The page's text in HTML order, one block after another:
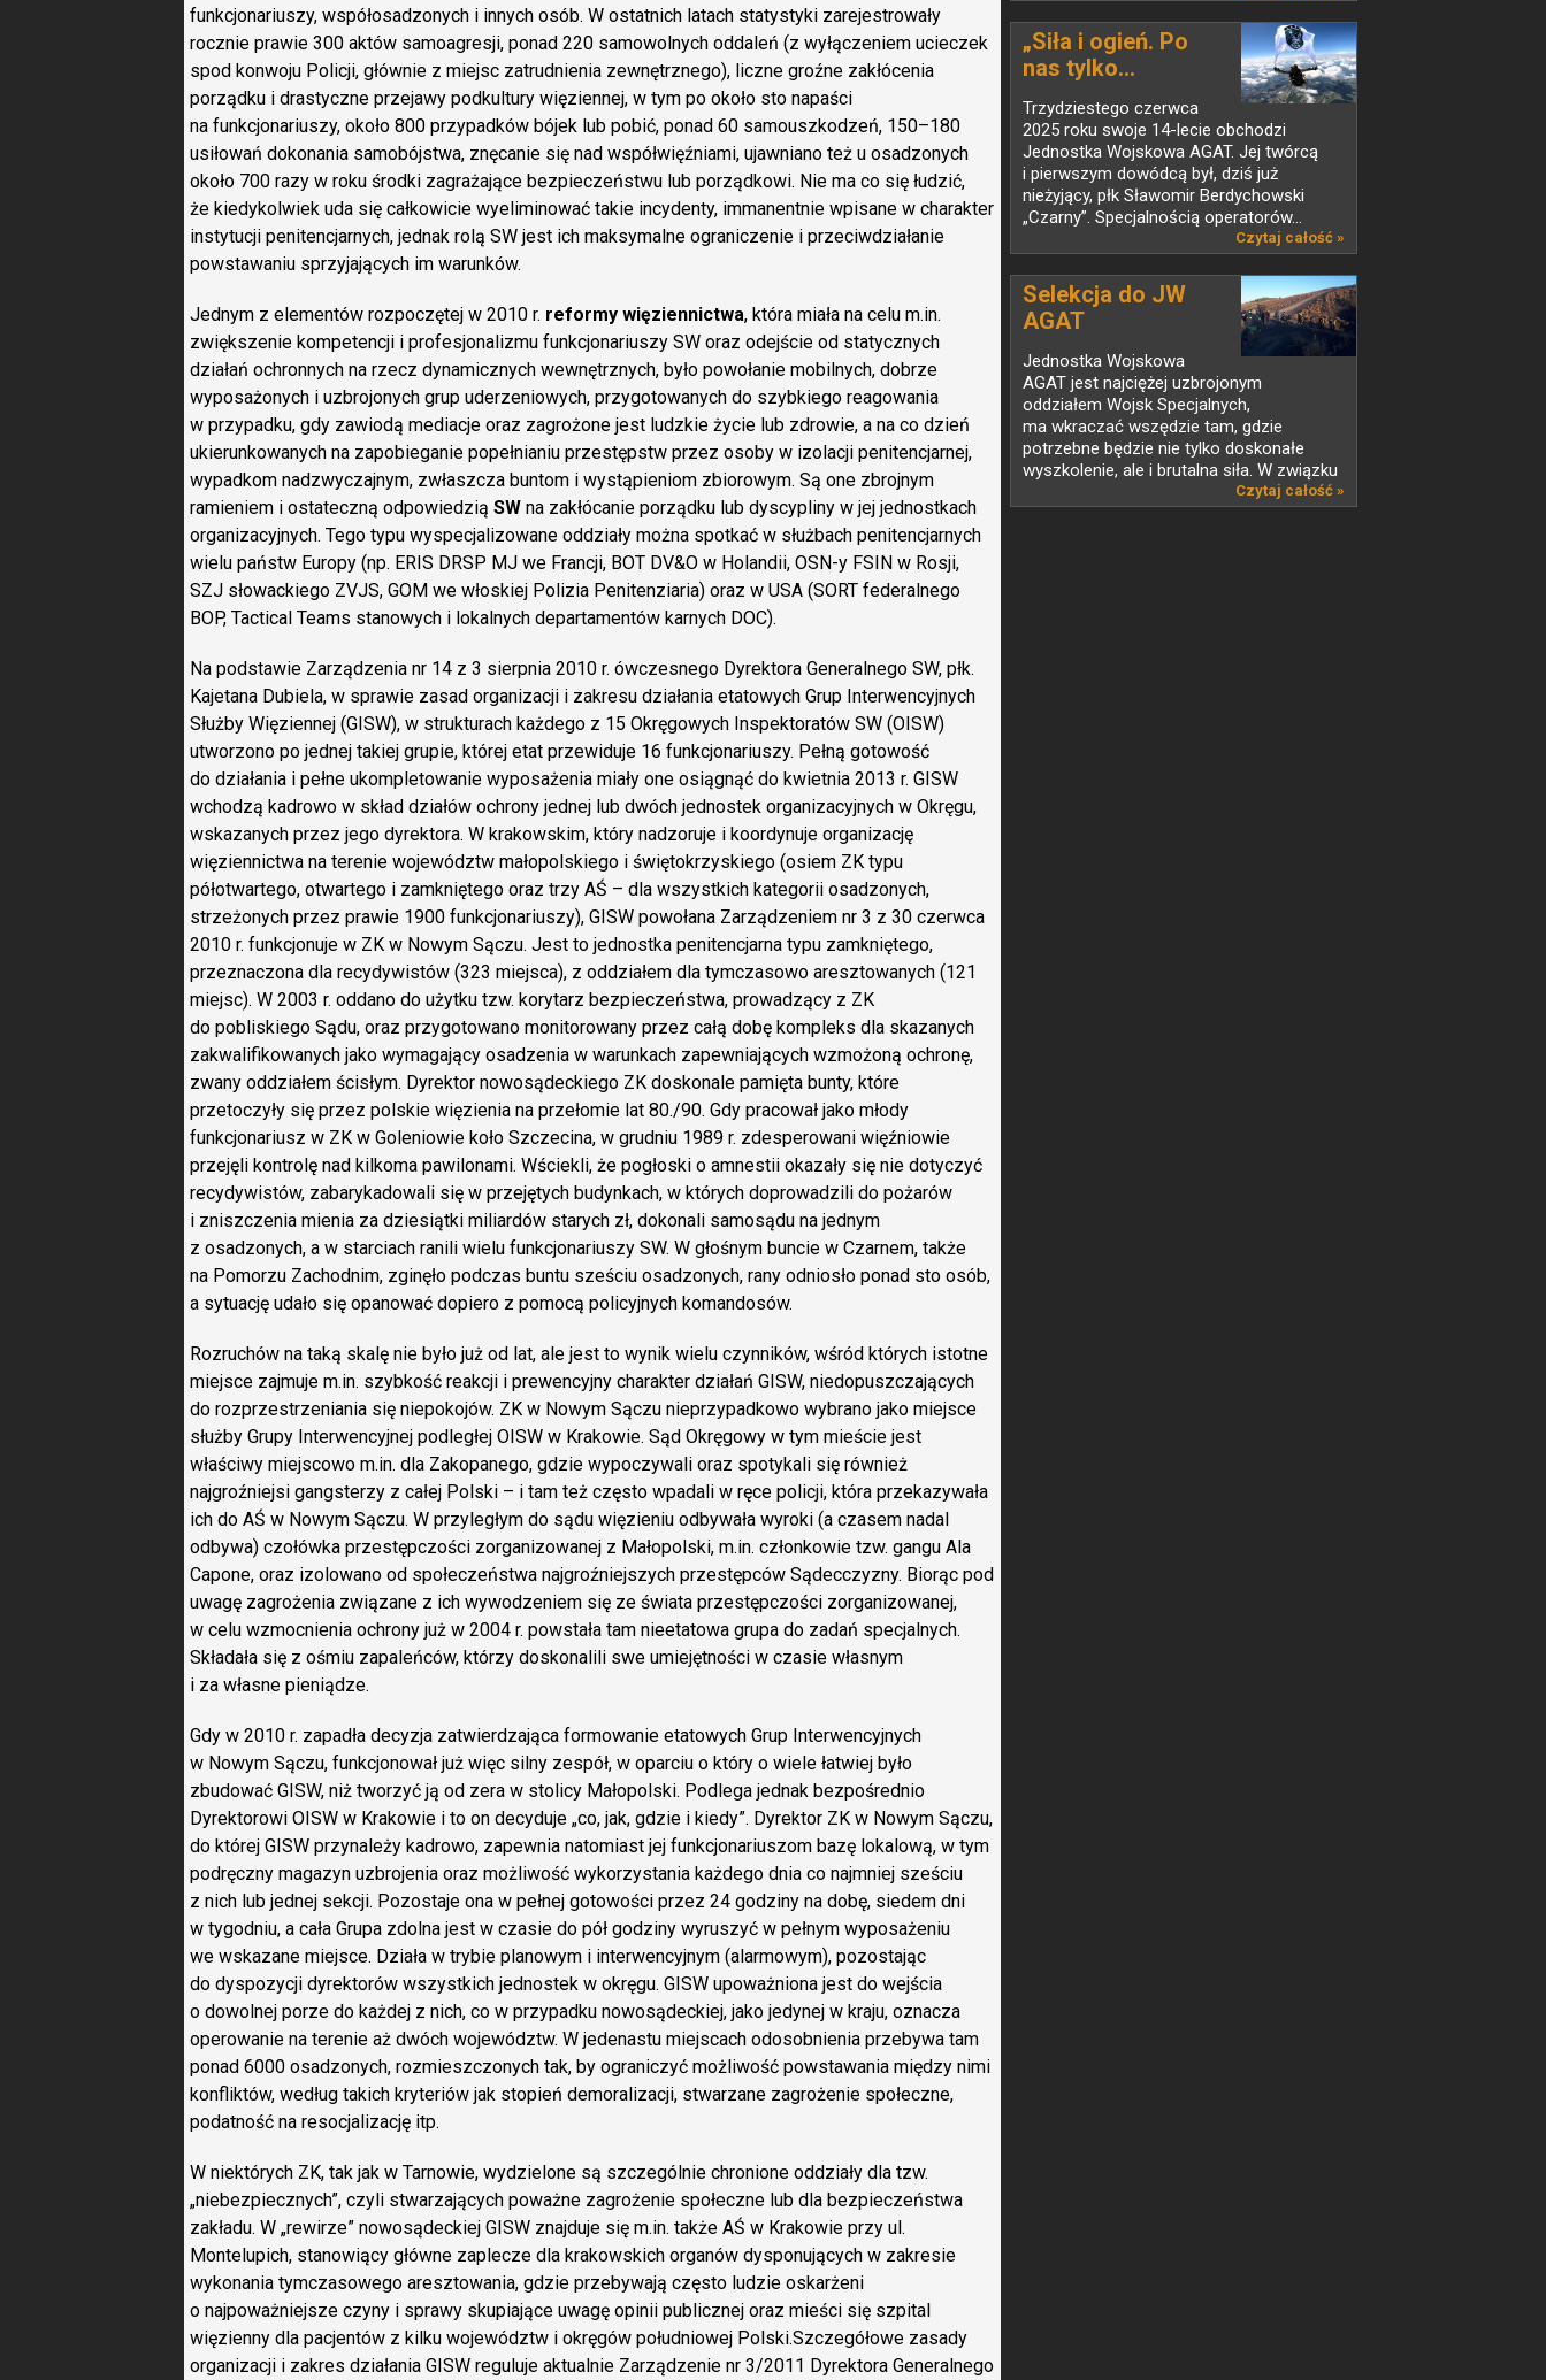
funkcjonariuszy, współosadzonych i innych osób. W ostatnich latach statystyki zarejestrowały
rocznie prawie 300 aktów samoagresji, ponad 220 samowolnych oddaleń (z wyłączeniem ucieczek
spod konwoju Policji, głównie z miejsc zatrudnienia zewnętrznego), liczne groźne zakłócenia
porządku i drastyczne przejawy podkultury więziennej, w tym po około sto napaści
na funkcjonariuszy, około 800 przypadków bójek lub pobić, ponad 60 samouszkodzeń, 150–180
usiłowań dokonania samobójstwa, znęcanie się nad współwięźniami, ujawniano też u osadzonych
około 700 razy w roku środki zagrażające bezpieczeństwu lub porządkowi. Nie ma co się łudzić,
że kiedykolwiek uda się całkowicie wyeliminować takie incydenty, immanentnie wpisane w charakter
instytucji penitencjarnych, jednak rolą SW jest ich maksymalne ograniczenie i przeciwdziałanie
powstawaniu sprzyjających im warunków.
Jednym z elementów rozpoczętej w 2010 r. reformy więziennictwa, która miała na celu m.in.
zwiększenie kompetencji i profesjonalizmu funkcjonariuszy SW oraz odejście od statycznych
działań ochronnych na rzecz dynamicznych wewnętrznych, było powołanie mobilnych, dobrze
wyposażonych i uzbrojonych grup uderzeniowych, przygotowanych do szybkiego reagowania
w przypadku, gdy zawiodą mediacje oraz zagrożone jest ludzkie życie lub zdrowie, a na co dzień
ukierunkowanych na zapobieganie popełnianiu przestępstw przez osoby w izolacji penitencjarnej,
wypadkom nadzwyczajnym, zwłaszcza buntom i wystąpieniom zbiorowym. Są one zbrojnym
ramieniem i ostateczną odpowiedzią SW na zakłócanie porządku lub dyscypliny w jej jednostkach
organizacyjnych. Tego typu wyspecjalizowane oddziały można spotkać w służbach penitencjarnych
wielu państw Europy (np. ERIS DRSP MJ we Francji, BOT DV&O w Holandii, OSN-y FSIN w Rosji,
SZJ słowackiego ZVJS, GOM we włoskiej Polizia Penitenziaria) oraz w USA (SORT federalnego
BOP, Tactical Teams stanowych i lokalnych departamentów karnych DOC).
Na podstawie Zarządzenia nr 14 z 3 sierpnia 2010 r. ówczesnego Dyrektora Generalnego SW, płk.
Kajetana Dubiela, w sprawie zasad organizacji i zakresu działania etatowych Grup Interwencyjnych
Służby Więziennej (GISW), w strukturach każdego z 15 Okręgowych Inspektoratów SW (OISW)
utworzono po jednej takiej grupie, której etat przewiduje 16 funkcjonariuszy. Pełną gotowość
do działania i pełne ukompletowanie wyposażenia miały one osiągnąć do kwietnia 2013 r. GISW
wchodzą kadrowo w skład działów ochrony jednej lub dwóch jednostek organizacyjnych w Okręgu,
wskazanych przez jego dyrektora. W krakowskim, który nadzoruje i koordynuje organizację
więziennictwa na terenie województw małopolskiego i świętokrzyskiego (osiem ZK typu
półotwartego, otwartego i zamkniętego oraz trzy AŚ – dla wszystkich kategorii osadzonych,
strzeżonych przez prawie 1900 funkcjonariuszy), GISW powołana Zarządzeniem nr 3 z 30 czerwca
2010 r. funkcjonuje w ZK w Nowym Sączu. Jest to jednostka penitencjarna typu zamkniętego,
przeznaczona dla recydywistów (323 miejsca), z oddziałem dla tymczasowo aresztowanych (121
miejsc). W 2003 r. oddano do użytku tzw. korytarz bezpieczeństwa, prowadzący z ZK
do pobliskiego Sądu, oraz przygotowano monitorowany przez całą dobę kompleks dla skazanych
zakwalifikowanych jako wymagający osadzenia w warunkach zapewniających wzmożoną ochronę,
zwany oddziałem ścisłym. Dyrektor nowosądeckiego ZK doskonale pamięta bunty, które
przetoczyły się przez polskie więzienia na przełomie lat 80./90. Gdy pracował jako młody
funkcjonariusz w ZK w Goleniowie koło Szczecina, w grudniu 1989 r. zdesperowani więźniowie
przejęli kontrolę nad kilkoma pawilonami. Wściekli, że pogłoski o amnestii okazały się nie dotyczyć
recydywistów, zabarykadowali się w przejętych budynkach, w których doprowadzili do pożarów
i zniszczenia mienia za dziesiątki miliardów starych zł, dokonali samosądu na jednym
z osadzonych, a w starciach ranili wielu funkcjonariuszy SW. W głośnym buncie w Czarnem, także
na Pomorzu Zachodnim, zginęło podczas buntu sześciu osadzonych, rany odniosło ponad sto osób,
a sytuację udało się opanować dopiero z pomocą policyjnych komandosów.
Rozruchów na taką skalę nie było już od lat, ale jest to wynik wielu czynników, wśród których istotne
miejsce zajmuje m.in. szybkość reakcji i prewencyjny charakter działań GISW, niedopuszczających
do rozprzestrzeniania się niepokojów. ZK w Nowym Sączu nieprzypadkowo wybrano jako miejsce
służby Grupy Interwencyjnej podległej OISW w Krakowie. Sąd Okręgowy w tym mieście jest
właściwy miejscowo m.in. dla Zakopanego, gdzie wypoczywali oraz spotykali się również
najgroźniejsi gangsterzy z całej Polski – i tam też często wpadali w ręce policji, która przekazywała
ich do AŚ w Nowym Sączu. W przyległym do sądu więzieniu odbywała wyroki (a czasem nadal
odbywa) czołówka przestępczości zorganizowanej z Małopolski, m.in. członkowie tzw. gangu Ala
Capone, oraz izolowano od społeczeństwa najgroźniejszych przestępców Sądecczyzny. Biorąc pod
uwagę zagrożenia związane z ich wywodzeniem się ze świata przestępczości zorganizowanej,
w celu wzmocnienia ochrony już w 2004 r. powstała tam nieetatowa grupa do zadań specjalnych.
Składała się z ośmiu zapaleńców, którzy doskonalili swe umiejętności w czasie własnym
i za własne pieniądze.
Gdy w 2010 r. zapadła decyzja zatwierdzająca formowanie etatowych Grup Interwencyjnych
w Nowym Sączu, funkcjonował już więc silny zespół, w oparciu o który o wiele łatwiej było
zbudować GISW, niż tworzyć ją od zera w stolicy Małopolski. Podlega jednak bezpośrednio
Dyrektorowi OISW w Krakowie i to on decyduje „co, jak, gdzie i kiedy”. Dyrektor ZK w Nowym Sączu,
do której GISW przynależy kadrowo, zapewnia natomiast jej funkcjonariuszom bazę lokalową, w tym
podręczny magazyn uzbrojenia oraz możliwość wykorzystania każdego dnia co najmniej sześciu
z nich lub jednej sekcji. Pozostaje ona w pełnej gotowości przez 24 godziny na dobę, siedem dni
w tygodniu, a cała Grupa zdolna jest w czasie do pół godziny wyruszyć w pełnym wyposażeniu
we wskazane miejsce. Działa w trybie planowym i interwencyjnym (alarmowym), pozostając
do dyspozycji dyrektorów wszystkich jednostek w okręgu. GISW upoważniona jest do wejścia
o dowolnej porze do każdej z nich, co w przypadku nowosądeckiej, jako jedynej w kraju, oznacza
operowanie na terenie aż dwóch województw. W jedenastu miejscach odosobnienia przebywa tam
ponad 6000 osadzonych, rozmieszczonych tak, by ograniczyć możliwość powstawania między nimi
konfliktów, według takich kryteriów jak stopień demoralizacji, stwarzane zagrożenie społeczne,
podatność na resocjalizację itp.
W niektórych ZK, tak jak w Tarnowie, wydzielone są szczególnie chronione oddziały dla tzw.
„niebezpiecznych”, czyli stwarzających poważne zagrożenie społeczne lub dla bezpieczeństwa
zakładu. W „rewirze” nowosądeckiej GISW znajduje się m.in. także AŚ w Krakowie przy ul.
Montelupich, stanowiący główne zaplecze dla krakowskich organów dysponujących w zakresie
wykonania tymczasowego aresztowania, gdzie przebywają często ludzie oskarżeni
o najpoważniejsze czyny i sprawy skupiające uwagę opinii publicznej oraz mieści się szpital
więzienny dla pacjentów z kilku województw i okręgów południowej Polski.Szczegółowe zasady
organizacji i zakres działania GISW reguluje aktualnie Zarządzenie nr 3/2011 Dyrektora Generalnego
„Siła i ogień. Po
nas tylko...
Trzydziestego czerwca
2025 roku swoje 14-lecie obchodzi
Jednostka Wojskowa AGAT. Jej twórcą
i pierwszym dowódcą był, dziś już
nieżyjący, płk Sławomir Berdychowski
„Czarny”. Specjalnością operatorów...
Czytaj całość »
Selekcja do JW
AGAT
Jednostka Wojskowa
AGAT jest najciężej uzbrojonym
oddziałem Wojsk Specjalnych,
ma wkraczać wszędzie tam, gdzie
potrzebne będzie nie tylko doskonałe
wyszkolenie, ale i brutalna siła. W związku
Czytaj całość »